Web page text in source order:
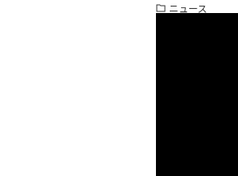
ニュース